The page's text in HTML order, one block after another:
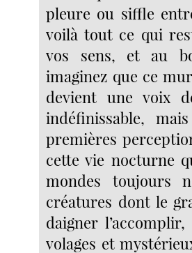
pleure ou siffle
voilà tout ce qui
vos sens, et au
imaginez que ce
devient une voix
indéfinissable,
premières
cette vie nocturne
mondes toujours
créatures dont le
daigner
volages et